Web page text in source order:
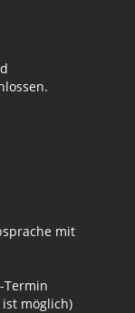
mit
Termin
möglich)